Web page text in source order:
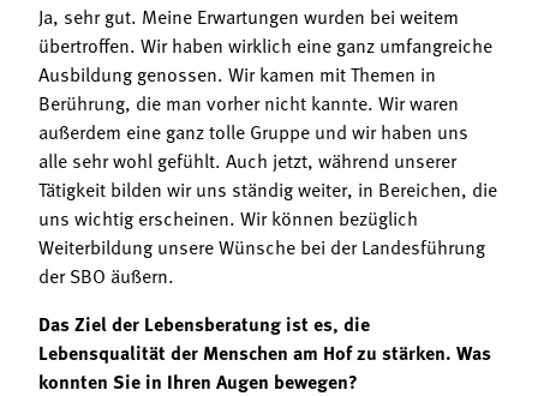
Ja, sehr gut. Meine Erwartungen wurden bei weitem
übertroffen. Wir haben wirklich eine ganz umfangreiche
Ausbildung genossen. Wir kamen mit Themen in
Berührung, die man vorher nicht kannte. Wir waren
außerdem eine ganz tolle Gruppe und wir haben uns
alle sehr wohl gefühlt. Auch jetzt, während unserer
Tätigkeit bilden wir uns ständig weiter, in Bereichen, die
uns wichtig erscheinen. Wir können bezüglich
Weiterbildung unsere Wünsche bei der Landesführung
der SBO äußern.
Das Ziel der Lebensberatung ist es, die
Lebensqualität der Menschen am Hof zu stärken. Was
konnten Sie in Ihren Augen bewegen?